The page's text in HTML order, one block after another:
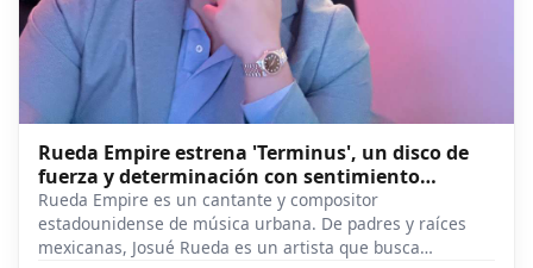
Rueda Empire estrena 'Terminus', un disco de
fuerza y determinación con sentimiento
mexicano
Rueda Empire es un cantante y compositor
estadounidense de música urbana. De padres y raíces
mexicanas, Josué Rueda es un artista que busca…